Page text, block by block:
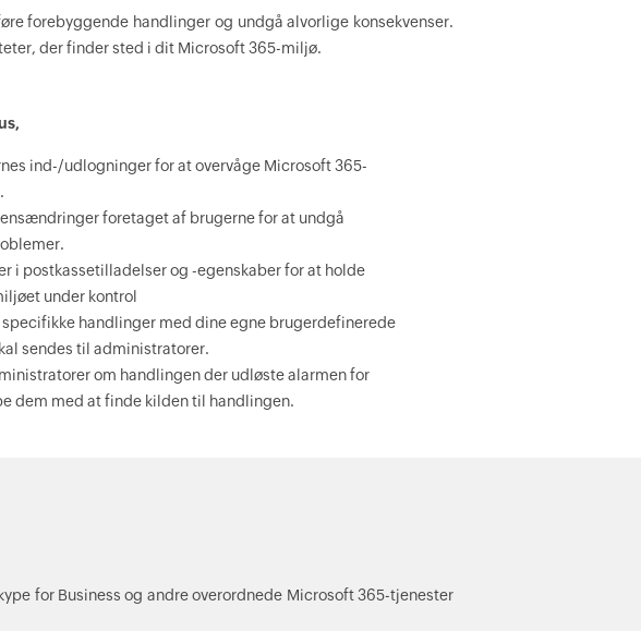
forebyggende handlinger og undgå alvorlige konsekvenser.
der finder sted i dit Microsoft 365-miljø.
ind-/udlogninger for at overvåge Microsoft 365-
foretaget af brugerne for at undgå
i postkassetilladelser og -egenskaber for at holde
under kontrol
handlinger med dine egne brugerdefinerede
sendes til administratorer.
om handlingen der udløste alarmen for
dem med at finde kilden til handlingen.
for Business og andre overordnede Microsoft 365-tjenester